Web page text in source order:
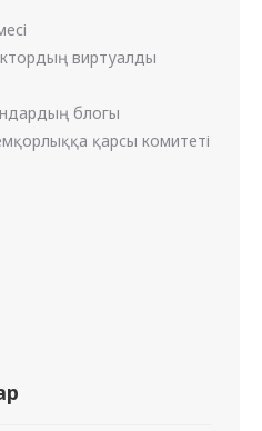
виртуалды
блогы
қарсы комитеті